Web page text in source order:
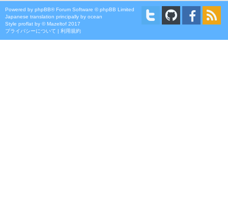
Powered by phpBB® Forum Software © phpBB Limited
Japanese translation principally by ocean
Style proflat by ©Mazeltof 2017
プライバシーについて | 利用規約